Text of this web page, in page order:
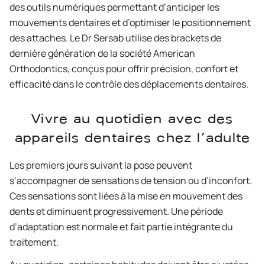
des outils numériques permettant d’anticiper les
mouvements dentaires et d’optimiser le positionnement
des attaches. Le Dr Sersab utilise des brackets de
dernière génération de la société American
Orthodontics, conçus pour offrir précision, confort et
efficacité dans le contrôle des déplacements dentaires.
Vivre au quotidien avec des
appareils dentaires chez l’adulte
Les premiers jours suivant la pose peuvent
s’accompagner de sensations de tension ou d’inconfort.
Ces sensations sont liées à la mise en mouvement des
dents et diminuent progressivement. Une période
d’adaptation est normale et fait partie intégrante du
traitement.